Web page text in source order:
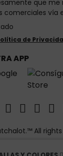
que me
comerciales vía
de
APP
All rights